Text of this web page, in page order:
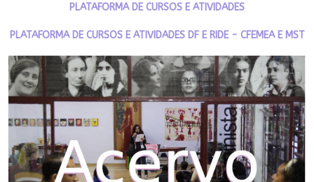
PLATAFORMA DE CURSOS E ATIVIDADES
PLATAFORMA DE CURSOS E ATIVIDADES DF E RIDE - CFEMEA E MST